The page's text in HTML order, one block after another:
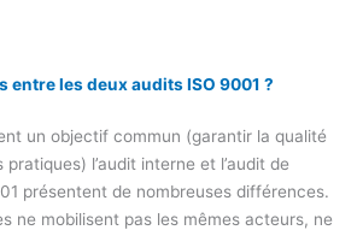
entre les deux audits ISO 9001 ?
un objectif commun (garantir la qualité
l’audit interne et l’audit de
présentent de nombreuses différences.
ne mobilisent pas les mêmes acteurs, ne